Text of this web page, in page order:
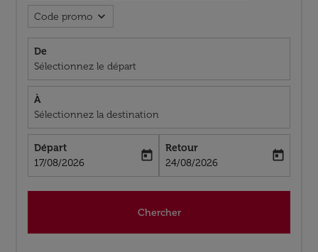
Code promo expand_more
De
Sélectionnez le départ
À
Sélectionnez la destination
Départ
fc-booking-departure-date-aria-label
17/08/2026
today
Retour
fc-booking-return-date-aria-label
24/08/2026
today
Chercher